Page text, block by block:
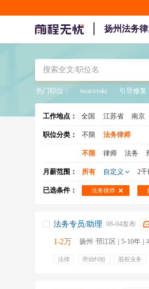
扬州法务
热门职位： swarovski 引导修复
工作地点： 全国 江苏省 南京
职位分类： 不限 法务律师
不限 律师 法务
法务专员
法务助理
月薪范围： 所有 自定义 2千
已选条件： 法务律师
法务专员/助理 08-04发布
1-2万 扬州·邗江区 | 5-10年 |
法律 劳动纠纷 股权业务